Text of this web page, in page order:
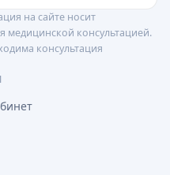
на сайте носит
медицинской консультацией.
консультация